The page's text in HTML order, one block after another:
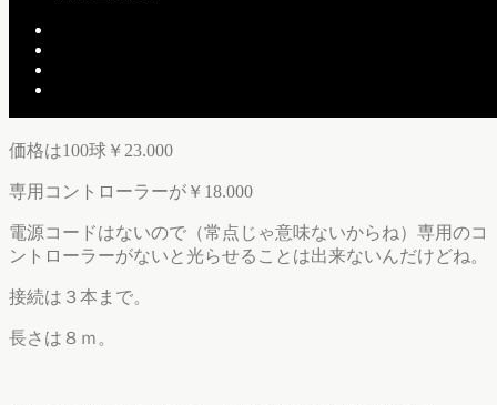
くさんの色を生み出すんです！
あぁ、画像じゃなくて映像で見せたいです（泣）
価格は100球￥23.000
専用コントローラーが￥18.000
電源コードはないので（常点じゃ意味ないからね）専用のコ
ントローラーがないと光らせることは出来ないんだけどね。
接続は３本まで。
長さは８ｍ。